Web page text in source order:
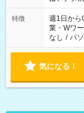
特徴 週1日から
業・Wワ
なし / パ
気になる！